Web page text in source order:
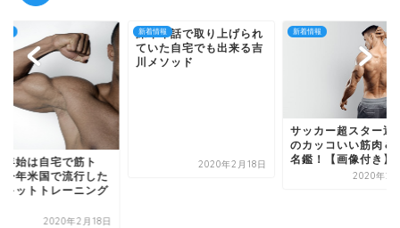
年始は自宅で筋ト
今年米国で流行した
キットトレーニング
2020年2月18日
新着情報
深イイ話で取り上げられ
ていた自宅でも出来る吉
川メソッド
2020年2月18日
新着情報
サッカー超スター選
のカッコいい筋肉＆
名鑑！【画像付き】
2020年2